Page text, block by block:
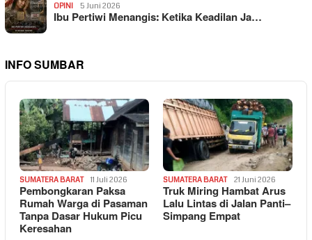
OPINI 5 Juni 2026
Ibu Pertiwi Menangis: Ketika Keadilan Ja…
INFO SUMBAR
SUMATERA BARAT 11 Juli 2026
Pembongkaran Paksa
Rumah Warga di Pasaman
Tanpa Dasar Hukum Picu
Keresahan
SUMATERA BARAT 21 Juni 2026
Truk Miring Hambat Arus
Lalu Lintas di Jalan Panti–
Simpang Empat